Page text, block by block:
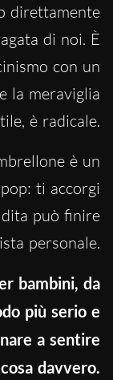
direttamente
di noi. È
con un
la meraviglia
è radicale.
è un
ti accorgi
può finire
personale.
bambini, da
più serio e
a sentire
davvero.